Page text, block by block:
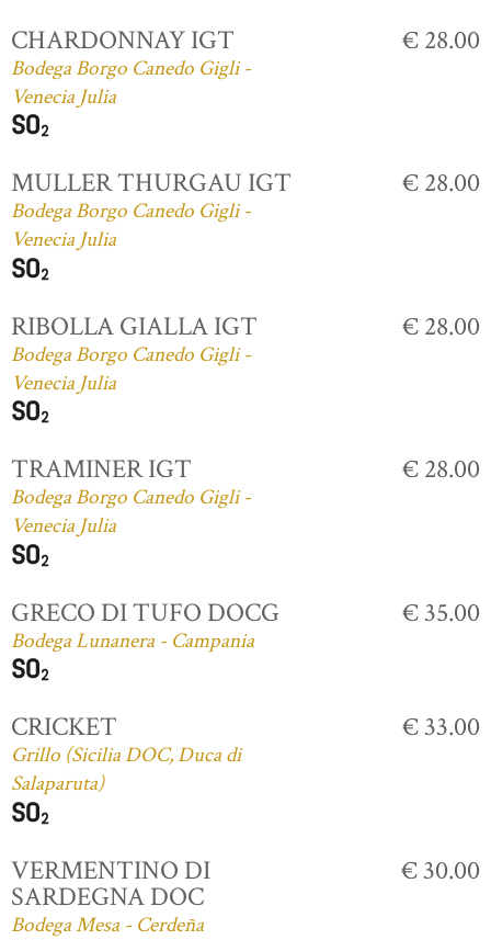
CHARDONNAY IGT
Bodega Borgo Canedo Gigli -
Venecia Julia
€ 28.00
MULLER THURGAU IGT
Bodega Borgo Canedo Gigli -
Venecia Julia
€ 28.00
RIBOLLA GIALLA IGT
Bodega Borgo Canedo Gigli -
Venecia Julia
€ 28.00
TRAMINER IGT
Bodega Borgo Canedo Gigli -
Venecia Julia
€ 28.00
GRECO DI TUFO DOCG
Bodega Lunanera - Campania
€ 35.00
CRICKET
Grillo (Sicilia DOC, Duca di
Salaparuta)
€ 33.00
VERMENTINO DI
SARDEGNA DOC
Bodega Mesa - Cerdeña
€ 30.00